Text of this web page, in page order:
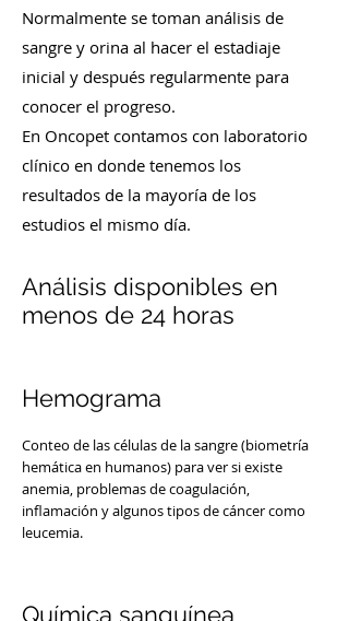
Normalmente se toman análisis de
sangre y orina al hacer el estadiaje
inicial y después regularmente para
conocer el progreso.
En Oncopet contamos con laboratorio
clínico en donde tenemos los
resultados de la mayoría de los
estudios el mismo día.
Análisis disponibles en
menos de 24 horas
Hemograma
Conteo de las células de la sangre (biometría
hemática en humanos) para ver si existe
anemia, problemas de coagulación,
inflamación y algunos tipos de cáncer como
leucemia.
Química sanguínea